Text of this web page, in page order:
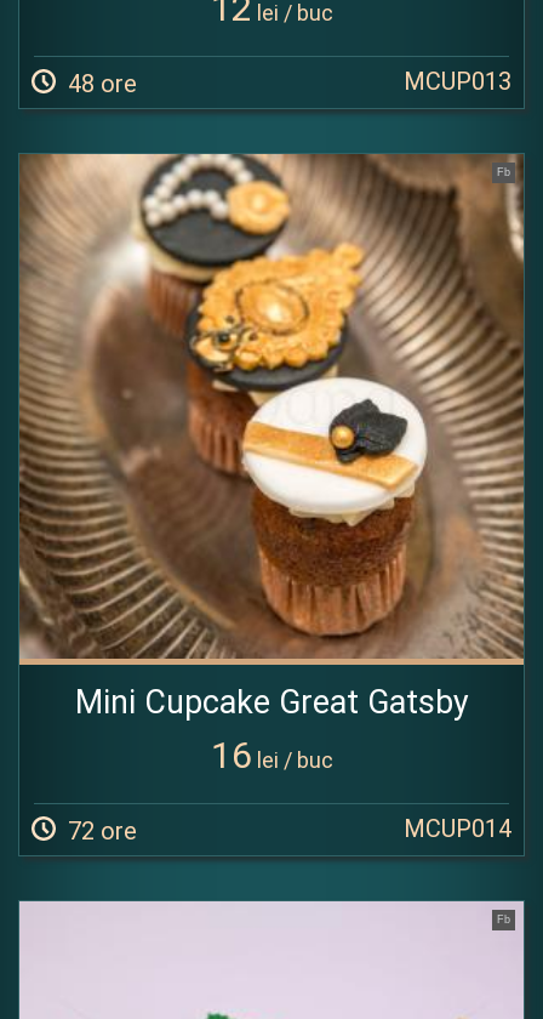
lei / buc
48 ore MCUP013
Fb
Mini Cupcake Great Gatsby
16 lei / buc
72 ore MCUP014
Fb